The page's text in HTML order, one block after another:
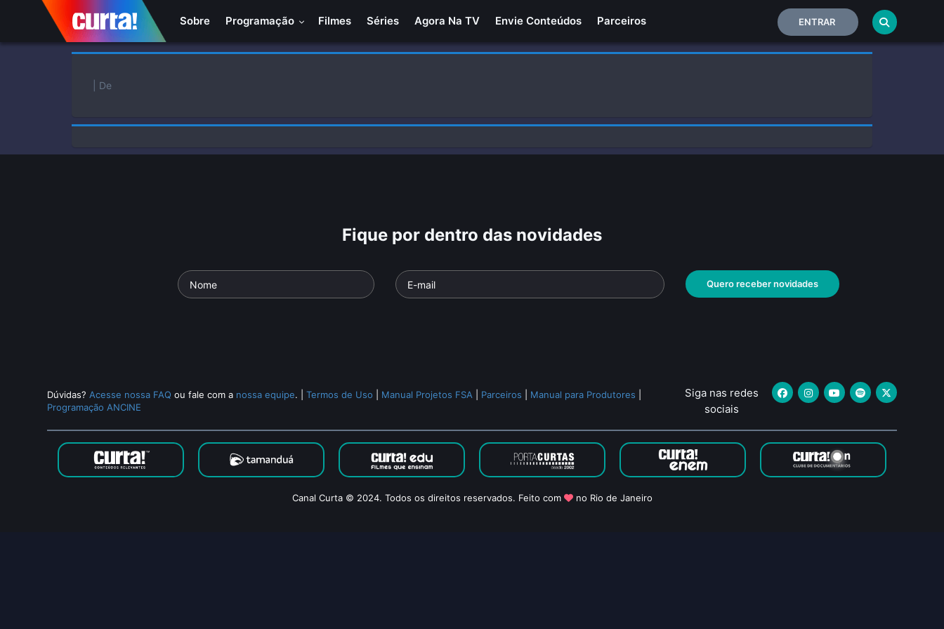
Sobre Programação Filmes Séries Agora Na TV Envie Conteúdos Parceiros ENTRAR
Home
| De
Fique por dentro das novidades
Quero receber novidades
Dúvidas? Acesse nossa FAQ ou fale com a nossa equipe. |Termos de Uso Manual Projetos FSA Parceiros Manual para Produtores
Programação ANCINE
Siga nas redes
sociais
Canal Curta © 2024. Todos os direitos reservados. Feito com no Rio de Janeiro